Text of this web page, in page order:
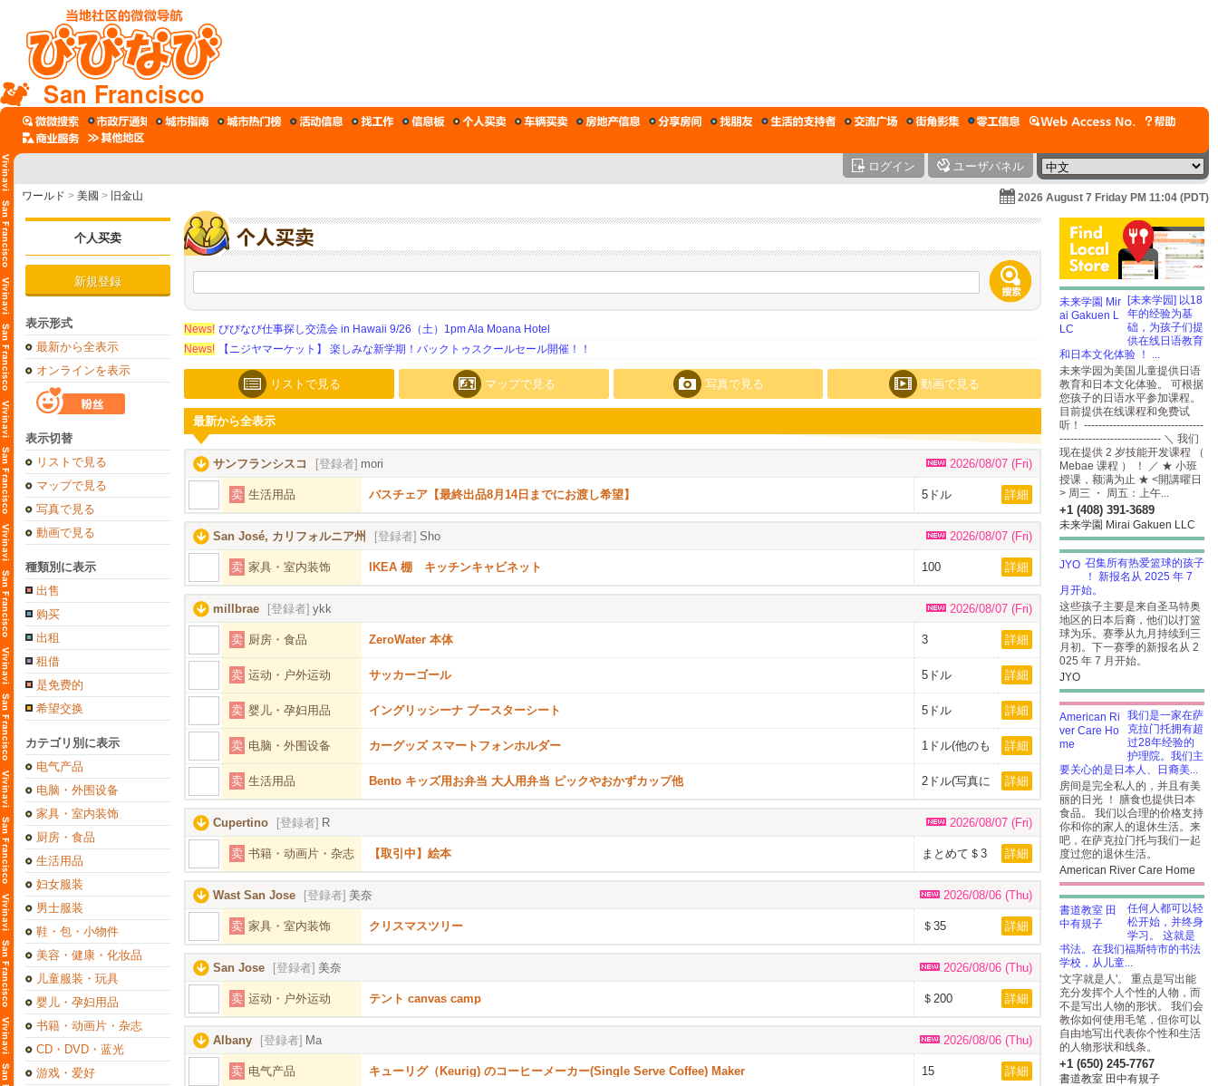
San Francisco
ログイン ユーザパネル
ワールド > 美國 > 旧金山 2026 August 7 Friday PM 11:04 (PDT)
个人买卖
新規登録
表示形式
最新から全表示
オンラインを表示
表示切替
リストで見る
マップで見る
写真で見る
動画で見る
種類別に表示
出售
购买
出租
租借
是免费的
希望交换
カテゴリ別に表示
电气产品
电脑・外围设备
家具・室内装饰
厨房・食品
生活用品
妇女服装
男士服装
鞋・包・小物件
美容・健康・化妆品
儿童服装・玩具
婴儿・孕妇用品
书籍・动画片・杂志
CD・DVD・蓝光
游戏・爱好
News! びびなび仕事探し交流会 in Hawaii 9/26（土）1pm Ala Moana Hotel
News!
【ニジヤマーケット】 楽しみな新学期！バックトゥスクールセール開催！！
リストで見る マップで見る 写真で見る 動画で見る
最新から全表示
サンフランシスコ [登録者] mori 2026/08/07 (Fri)
卖 生活用品 バスチェア【最終出品8月14日までにお渡し希望】 5ドル 詳細
San José, カリフォルニア州 [登録者] Sho 2026/08/07 (Fri)
卖 家具・室内装饰 IKEA 棚 キッチンキャビネット 100 詳細
millbrae [登録者] ykk 2026/08/07 (Fri)
卖 厨房・食品 ZeroWater 本体 3 詳細
卖 运动・户外运动 サッカーゴール 5ドル 詳細
卖 婴儿・孕妇用品 イングリッシーナ ブースターシート 5ドル 詳細
卖 电脑・外围设备 カーグッズ スマートフォンホルダー
1ドル(他のも
詳細
卖 生活用品 Bento キッズ用お弁当 大人用弁当 ピックやおかずカップ他
2ドル(写真に
ドル)
詳細
Cupertino [登録者] R 2026/08/07 (Fri)
卖 书籍・动画片・杂志 【取引中】絵本 まとめて＄3 詳細
Wast San Jose [登録者] 美奈 2026/08/06 (Thu)
卖 家具・室内装饰 クリスマスツリー ＄35 詳細
San Jose [登録者] 美奈 2026/08/06 (Thu)
卖 运动・户外运动 テント canvas camp ＄200 詳細
Albany [登録者] Ma 2026/08/06 (Thu)
卖 电气产品 キューリグ（Keurig) のコーヒーメーカー(Single Serve Coffee) Maker 15 詳細
[未来学园] 以18
年的经验为基
础，为孩子们提
供在线日语教育
和日本文化体验 ！ ...
未来学园为美国儿童提供日语
教育和日本文化体验。 可根据
您孩子的日语水平参加课程。
目前提供在线课程和免费试
听！ ---------------------------------
---------------------------- ＼ 我们
现在提供 2 岁技能开发课程 （
Mebae 课程 ） ！ ／ ★ 小班
授课，额满为止 ★ <開講曜日
> 周三 ・ 周五：上午...
+1 (408) 391-3689
未来学園 Mirai Gakuen LLC
召集所有热爱篮球的孩子
！ 新报名从 2025 年 7
月开始。
这些孩子主要是来自圣马特奥
地区的日本后裔，他们以打篮
球为乐。赛季从九月持续到三
月初。下一赛季的新报名从 2
025 年 7 月开始。
JYO
我们是一家在萨
克拉门托拥有超
过28年经验的
护理院。我们主
要关心的是日本人、日裔美...
房间是完全私人的，并且有美
丽的日光 ！ 膳食也提供日本
食品。 我们以合理的价格支持
你和你的家人的退休生活。来
吧，在萨克拉门托与我们一起
度过您的退休生活。
American River Care Home
任何人都可以轻
松开始，并终身
学习。 这就是
书法。在我们福斯特市的书法
学校，从儿童...
'文字就是人'。 重点是写出能
充分发挥个人个性的人物，而
不是写出人物的形状。 我们会
教你如何使用毛笔，但你可以
自由地写出代表你个性和生活
的人物形状和线条。
+1 (650) 245-7767
書道教室 田中有規子